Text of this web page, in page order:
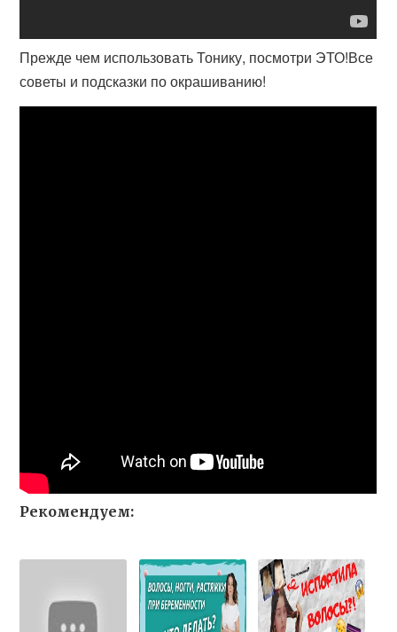
Прежде чем использовать Тонику, посмотри ЭТО!Все
советы и подсказки по окрашиванию!
Рекомендуем: